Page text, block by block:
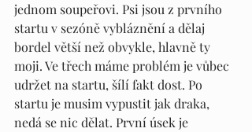
jednom soupeřovi. Psi jsou z prvního
startu v sezóně vybláznění a dělaj
bordel větší než obvykle, hlavně ty
moji. Ve třech máme problém je vůbec
udržet na startu, šílí fakt dost. Po
startu je musim vypustit jak draka,
nedá se nic dělat. První úsek je